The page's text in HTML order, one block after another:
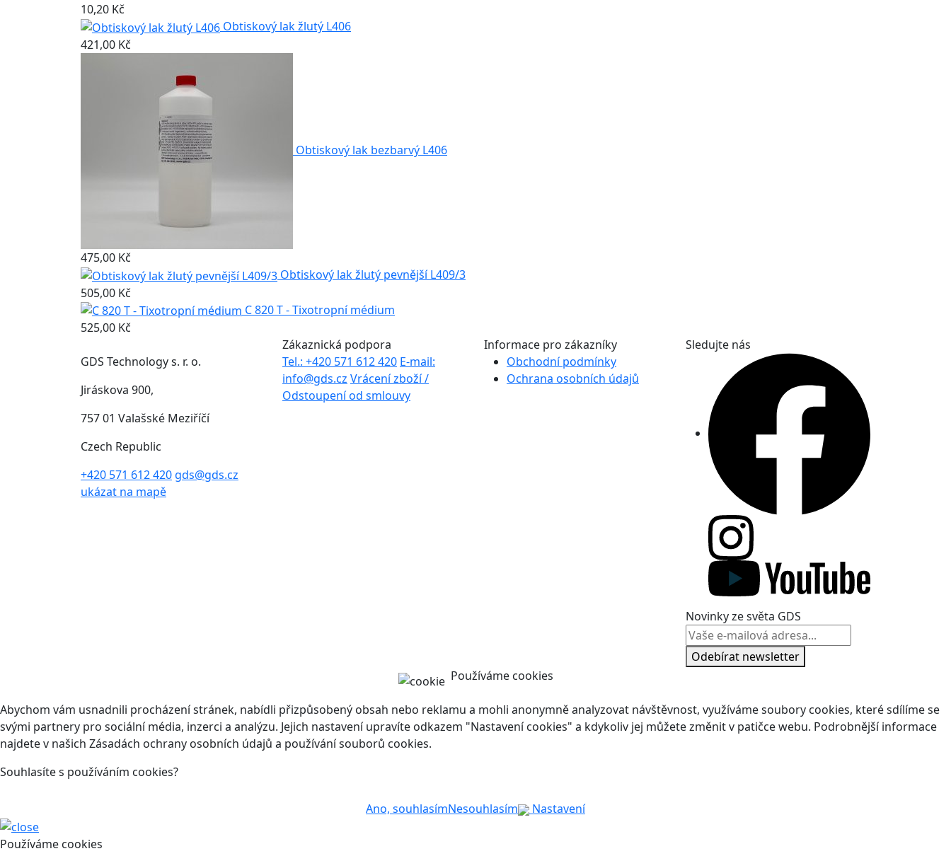
10,20 Kč
Obtiskový lak žlutý L406
421,00 Kč
Obtiskový lak bezbarvý L406
475,00 Kč
Obtiskový lak žlutý pevnější L409/3
505,00 Kč
C 820 T - Tixotropní médium
525,00 Kč
GDS Technology s. r. o.
Jiráskova 900,
757 01 Valašské Meziříčí
Czech Republic
+420 571 612 420 gds@gds.cz
ukázat na mapě
Zákaznická podpora
Tel.: +420 571 612 420 E-mail:
info@gds.cz Vrácení zboží /
Odstoupení od smlouvy
Informace pro zákazníky
Obchodní podmínky
Ochrana osobních údajů
Sledujte nás
Novinky ze světa GDS
Odebírat newsletter
Používáme cookies
Abychom vám usnadnili procházení stránek, nabídli přizpůsobený obsah nebo reklamu a mohli anonymně analyzovat návštěvnost, využíváme soubory cookies, které sdílíme se
svými partnery pro sociální média, inzerci a analýzu. Jejich nastavení upravíte odkazem "Nastavení cookies" a kdykoliv jej můžete změnit v patičce webu. Podrobnější informace
najdete v našich Zásadách ochrany osobních údajů a používání souborů cookies.
Souhlasíte s používáním cookies?
Ano, souhlasímNesouhlasím Nastavení
Používáme cookies